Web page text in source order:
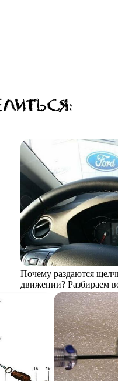
Почему раздаются
движении? Разбираем